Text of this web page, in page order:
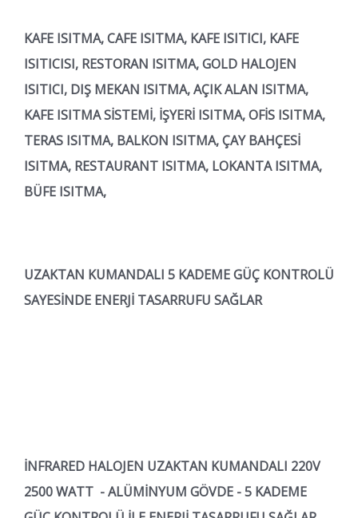
KAFE ISITMA, CAFE ISITMA, KAFE ISITICI, KAFE
ISITICISI, RESTORAN ISITMA, GOLD HALOJEN
ISITICI, DIŞ MEKAN ISITMA, AÇIK ALAN ISITMA,
KAFE ISITMA SİSTEMİ, İŞYERİ ISITMA, OFİS ISITMA,
TERAS ISITMA, BALKON ISITMA, ÇAY BAHÇESİ
ISITMA, RESTAURANT ISITMA, LOKANTA ISITMA,
BÜFE ISITMA,
UZAKTAN KUMANDALI 5 KADEME GÜÇ KONTROLÜ
SAYESİNDE ENERJİ TASARRUFU SAĞLAR
İNFRARED HALOJEN UZAKTAN KUMANDALI 220V
2500 WATT - ALÜMİNYUM GÖVDE - 5 KADEME